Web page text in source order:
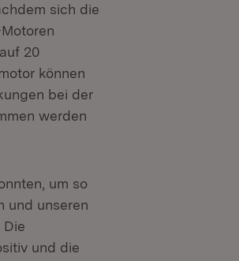
sich die
20
können
bei der
werden
um so
und unseren
und die